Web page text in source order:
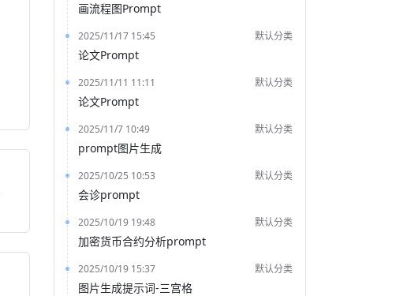
画流程图Prompt
2025/11/17 15:45 默认分类
论文Prompt
2025/11/11 11:11 默认分类
论文Prompt
2025/11/7 10:49 默认分类
prompt图片生成
2025/10/25 10:53 默认分类
会诊prompt
2025/10/19 19:48 默认分类
加密货币合约分析prompt
2025/10/19 15:37 默认分类
图片生成提示词-三宫格